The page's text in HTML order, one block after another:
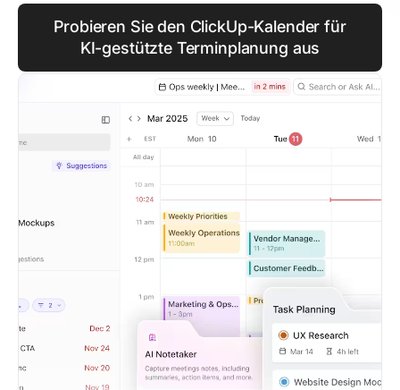
Probieren Sie den ClickUp-Kalender für
KI-gestützte Terminplanung aus